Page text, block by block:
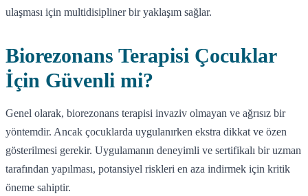
ulaşması için multidisipliner bir yaklaşım sağlar.
Biorezonans Terapisi Çocuklar
İçin Güvenli mi?
Genel olarak, biorezonans terapisi invaziv olmayan ve ağrısız bir
yöntemdir. Ancak çocuklarda uygulanırken ekstra dikkat ve özen
gösterilmesi gerekir. Uygulamanın deneyimli ve sertifikalı bir uzman
tarafından yapılması, potansiyel riskleri en aza indirmek için kritik
öneme sahiptir.